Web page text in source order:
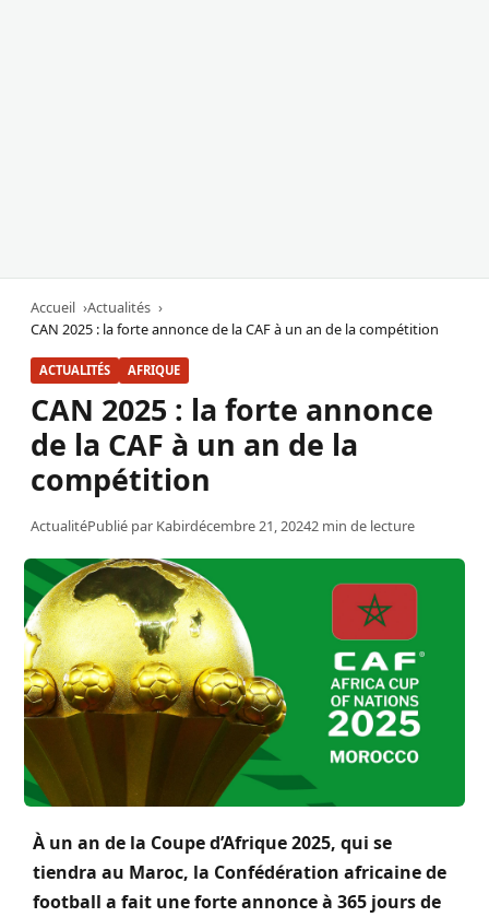
Accueil
Actualités
CAN 2025 : la forte annonce de la CAF à un an de la compétition
ACTUALITÉS AFRIQUE
CAN 2025 : la forte annonce
de la CAF à un an de la
compétition
ActualitéPublié par Kabirdécembre 21, 20242 min de lecture
À un an de la Coupe d’Afrique 2025, qui se
tiendra au Maroc, la Confédération africaine de
football a fait une forte annonce à 365 jours de